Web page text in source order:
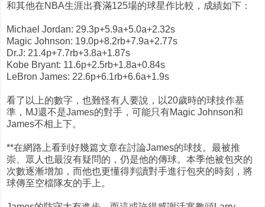
和其他在NBA生涯出賽滿125場的球星作比較，成績如下：
Michael Jordan: 29.3p+5.9a+5.0a+2.32s
Magic Johnson: 19.0p+8.2rb+7.9a+2.77s
Dr.J: 21.4p+7.7rb+3.8a+1.87s
Kobe Bryant: 11.6p+2.5rb+1.8a+0.84s
LeBron James: 22.6p+6.1rb+6.6a+1.9s
看了以上的數字，也難怪有人要說，以20歲時的球技作基
準，MJ還不是James的對手，可能只有Magic Johnson和
James不相上下。
**在網路上看到好幾篇文章在討論James的球技。最被推
崇、眾人也最沒有疑問的，仍是他的傳球。本季他被包夾的
次數逐漸增加，而他也更懂得判讀對手進行包夾的時刻，將
球傳至空檔隊友的手上。